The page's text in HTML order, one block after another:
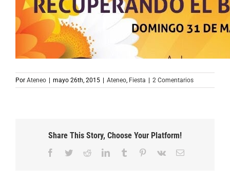
Por Ateneo mayo 26th, 2015 Ateneo, Fiesta 2 Comentarios
Share This Story, Choose Your Platform!
Facebook
TwitterRedditLinkedInTumblr Pinterest
Vk
Correo